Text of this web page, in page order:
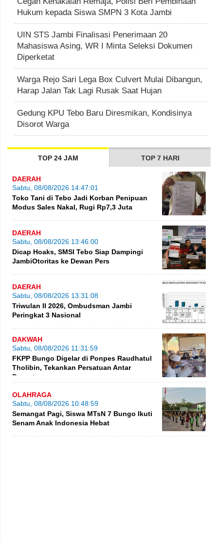
Hukum kepada Siswa SMPN 3 Kota Jambi
UIN STS Jambi Finalisasi Penerimaan 20
Mahasiswa Asing, WR I Minta Seleksi Dokumen
Diperketat
Warga Rejo Sari Lega Box Culvert Mulai Dibangun,
Harap Jalan Tak Lagi Rusak Saat Hujan
Gedung KPU Tebo Baru Diresmikan, Kondisinya
Disorot Warga
TOP 24 JAM TOP 7 HARI
DAERAH
Sabtu, 08/08/2026 14:47:01
Toko Tani di Tebo Jadi Korban Penipuan
Modus Sales Nakal, Rugi Rp7,3 Juta
DAERAH
Sabtu, 08/08/2026 13:46:00
Dicap Hoaks, SMSI Tebo Siap Dampingi
JambiOtoritas ke Dewan Pers
DAERAH
Sabtu, 08/08/2026 13:31:08
Triwulan II 2026, Ombudsman Jambi
Peringkat 3 Nasional
DAKWAH
Sabtu, 08/08/2026 11:31:59
FKPP Bungo Digelar di Ponpes Raudhatul
Tholibin, Tekankan Persatuan Antar
Pesantren
OLAHRAGA
Sabtu, 08/08/2026 10:48:59
Semangat Pagi, Siswa MTsN 7 Bungo Ikuti
Senam Anak Indonesia Hebat